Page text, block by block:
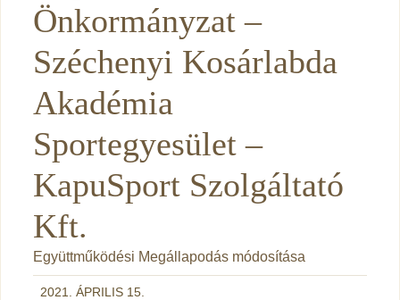
Önkormányzat –
Széchenyi Kosárlabda
Akadémia
Sportegyesület –
KapuSport Szolgáltató
Kft.
Együttműködési Megállapodás módosítása
2021. ÁPRILIS 15.